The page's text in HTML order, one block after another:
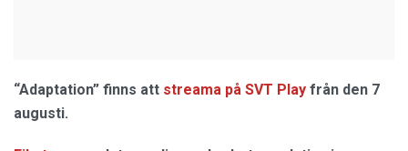
“Adaptation” finns att streama på SVT Play från den 7
augusti.